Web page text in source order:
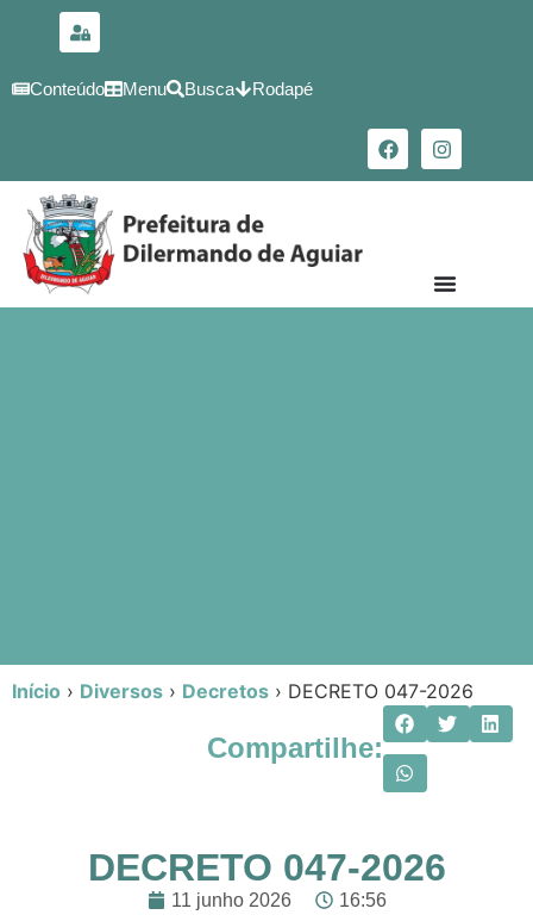
conteúdo
Conteúdo Menu Busca Rodapé
Início › Diversos › Decretos › DECRETO 047-2026
Compartilhe:
DECRETO 047-2026
11 junho 2026 16:56